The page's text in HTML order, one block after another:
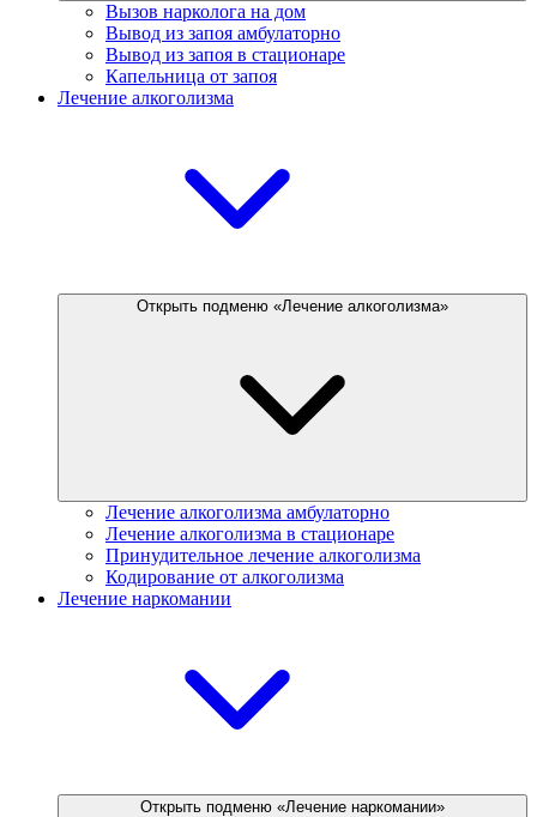
Вызов нарколога на дом
Вывод из запоя амбулаторно
Вывод из запоя в стационаре
Капельница от запоя
Лечение алкоголизма
Открыть подменю «Лечение алкоголизма»
Лечение алкоголизма амбулаторно
Лечение алкоголизма в стационаре
Принудительное лечение алкоголизма
Кодирование от алкоголизма
Лечение наркомании
Открыть подменю «Лечение наркомании»